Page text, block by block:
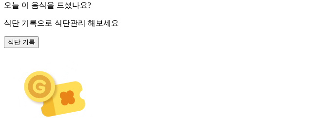
오늘 이 음식을 드셨나요?
식단 기록으로 식단관리 해보세요
식단 기록